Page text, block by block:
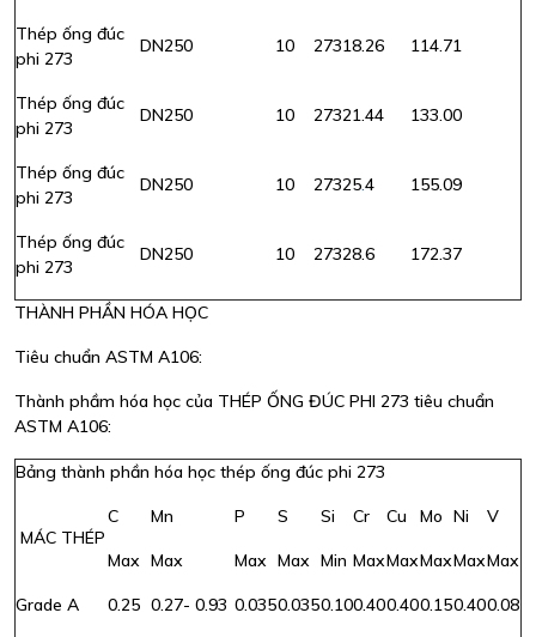
Thép ống đúc
phi 273
DN250 10 27318.26 114.71
Thép ống đúc
phi 273
DN250 10 27321.44 133.00
Thép ống đúc
phi 273
DN250 10 27325.4 155.09
Thép ống đúc
phi 273
DN250 10 27328.6 172.37
THÀNH PHẦN HÓA HỌC
Tiêu chuẩn ASTM A106:
Thành phầm hóa học của THÉP ỐNG ĐÚC PHI 273 tiêu chuẩn
ASTM A106:
Bảng thành phần hóa học thép ống đúc phi 273
MÁC THÉP
C Mn P S Si Cr Cu Mo Ni V
Max Max Max Max Min MaxMaxMaxMaxMax
Grade A 0.25 0.27- 0.93 0.0350.0350.100.400.400.150.400.08